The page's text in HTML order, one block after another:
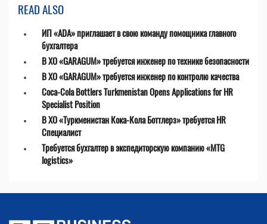
READ ALSO
ИП «ADA» приглашает в свою команду помощника главного
бухгалтера
В ХО «GARAGUM» требуется инженер по технике безопасности
В ХО «GARAGUM» требуется инженер по контролю качества
Coca-Cola Bottlers Turkmenistan Opens Applications for HR
Specialist Position
В ХО «Туркменистан Кока-Кола Боттлерз» требуется HR
Специалист
Требуется бухгалтер в экспедиторскую компанию «MTG
logistics»